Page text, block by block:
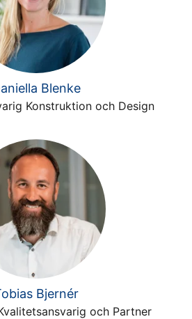
Blenke
Konstruktion och Design
Bjernér
och Partner